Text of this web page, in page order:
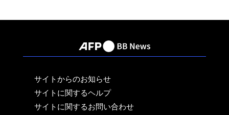
サイトからのお知らせ
サイトに関するヘルプ
サイトに関するお問い合わせ